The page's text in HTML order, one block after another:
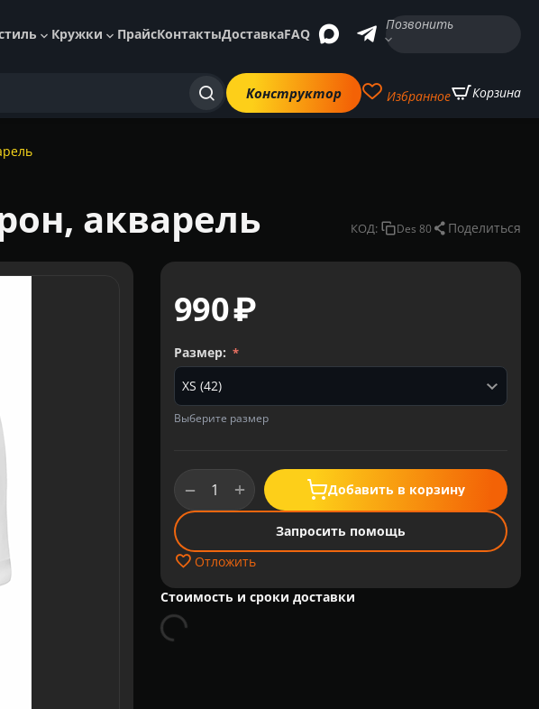
Кружки ПрайсКонтактыДоставкаFAQ
Позвонить
Конструктор Избранное Корзина
акварель КОД: Des 80 Поделиться
‍990‍₽
Размер:
Выберите размер
+
− Добавить в корзину
Запросить помощь
Отложить
Стоимость и сроки доставки